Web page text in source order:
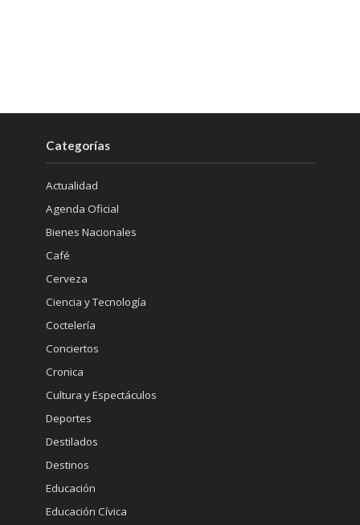
Categorías
Actualidad
Agenda Oficial
Bienes Nacionales
Café
Cerveza
Ciencia y Tecnología
Coctelería
Conciertos
Cronica
Cultura y Espectáculos
Deportes
Destilados
Destinos
Educación
Educación Cívica